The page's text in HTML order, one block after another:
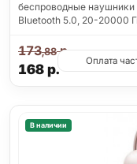
беспроводные
Bluetooth 5.0, 20-20000
168р.
173,88р.
Оплата
В наличии